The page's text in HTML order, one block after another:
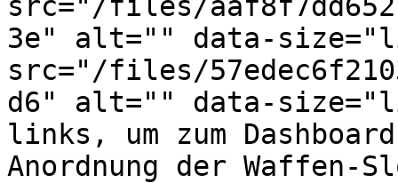
3e" alt="" data-
src="/files/
d6" alt="" data-
links, um zum
Anordnung der Waffen-